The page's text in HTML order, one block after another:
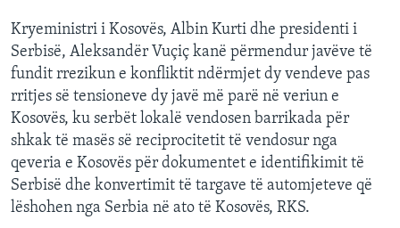
Kryeministri i Kosovës, Albin Kurti dhe presidenti i
Serbisë, Aleksandër Vuçiç kanë përmendur javëve të
fundit rrezikun e konfliktit ndërmjet dy vendeve pas
rritjes së tensioneve dy javë më parë në veriun e
Kosovës, ku serbët lokalë vendosen barrikada për
shkak të masës së reciprocitetit të vendosur nga
qeveria e Kosovës për dokumentet e identifikimit të
Serbisë dhe konvertimit të targave të automjeteve që
lëshohen nga Serbia në ato të Kosovës, RKS.